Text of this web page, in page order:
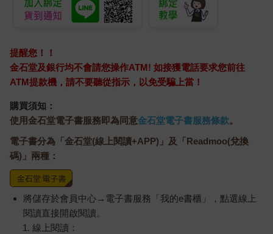
提醒您！！
金石堂及銀行均不會請您操作ATM! 如接獲電話要求您前往
ATM提款機，請不要聽從指示，以免受騙上當！
購買須知：
使用金石堂電子書服務即為同意金石堂電子書服務條款。
電子書分為「金石堂(線上閱讀+APP)」及「Readmoo(兌換
碼)」兩種：
將儲存於會員中心→電子書服務「我的e書櫃」，點選線上
閱讀直接開啟閱讀。
線上閱讀：